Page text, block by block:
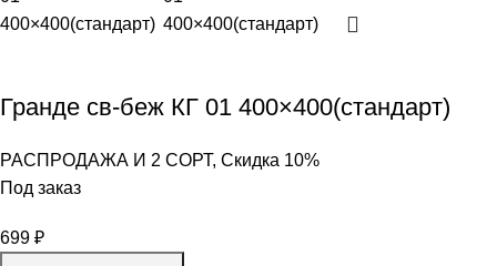
Гранде св-беж КГ 01 400×400(стандарт)
РАСПРОДАЖА И 2 СОРТ, Скидка 10%
Под заказ
699 ₽